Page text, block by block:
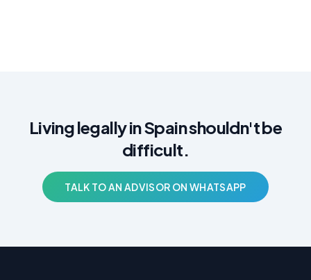
Living legally in Spain shouldn't be
difficult.
TALK TO AN ADVISOR ON WHATSAPP